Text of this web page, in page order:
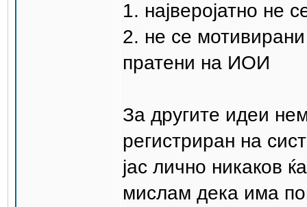
1. најверојатно не
2. не се
пратени на ИОИ
За другите идеи
регистриран на
јас лично никаков
мислам дека има